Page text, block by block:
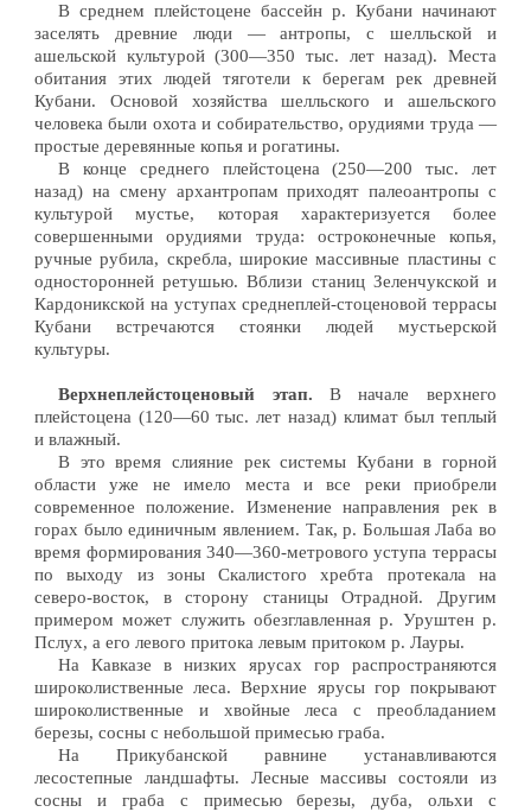
В среднем плейстоцене бассейн р. Кубани начинают
заселять древние люди — антропы, с шелльской и
ашельской культурой (300—350 тыс. лет назад). Места
обитания этих людей тяготели к берегам рек древней
Кубани. Основой хозяйства шелльского и ашельского
человека были охота и собирательство, орудиями труда —
простые деревянные копья и рогатины.
В конце среднего плейстоцена (250—200 тыс. лет
назад) на смену архантропам приходят палеоантропы с
культурой мустье, которая характеризуется более
совершенными орудиями труда: остроконечные копья,
ручные рубила, скребла, широкие массивные пластины с
односторонней ретушью. Вблизи станиц Зеленчукской и
Кардоникской на уступах среднеплей-стоценовой террасы
Кубани встречаются стоянки людей мустьерской
культуры.
Верхнеплейстоценовый этап. В начале верхнего
плейстоцена (120—60 тыс. лет назад) климат был теплый
и влажный.
В это время слияние рек системы Кубани в горной
области уже не имело места и все реки приобрели
современное положение. Изменение направления рек в
горах было единичным явлением. Так, р. Большая Лаба во
время формирования 340—360-метрового уступа террасы
по выходу из зоны Скалистого хребта протекала на
северо-восток, в сторону станицы Отрадной. Другим
примером может служить обезглавленная р. Уруштен р.
Пслух, а его левого притока левым притоком р. Лауры.
На Кавказе в низких ярусах гор распространяются
широколиственные леса. Верхние ярусы гор покрывают
широколиственные и хвойные леса с преобладанием
березы, сосны с небольшой примесью граба.
На Прикубанской равнине устанавливаются
лесостепные ландшафты. Лесные массивы состояли из
сосны и граба с примесью березы, дуба, ольхи с